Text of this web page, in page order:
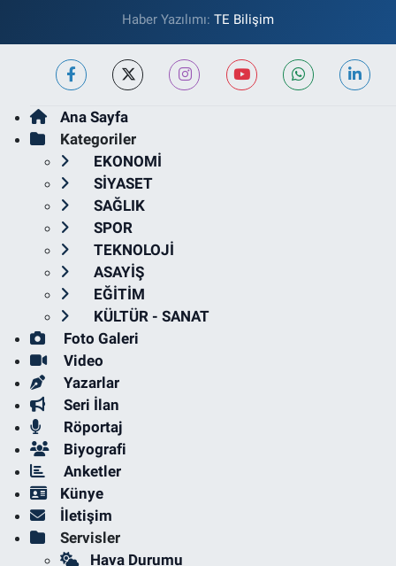
Haber Yazılımı: TE Bilişim
Ana Sayfa
Kategoriler
EKONOMİ
SİYASET
SAĞLIK
SPOR
TEKNOLOJİ
ASAYİŞ
EĞİTİM
KÜLTÜR - SANAT
Foto Galeri
Video
Yazarlar
Seri İlan
Röportaj
Biyografi
Anketler
Künye
İletişim
Servisler
Hava Durumu